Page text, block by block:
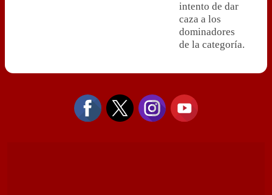
intento de dar
caza a los
dominadores
de la categoría.